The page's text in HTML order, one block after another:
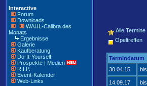
Interactive
Forum
Downloads
WAHL-Calibra des
Monats
Ergebnisse
Galerie
Kaufberatung
Do-It-Yourself
Prospekte | Medien
R.I.P.
Event-Kalender
Web-Links
Alle Termine
Opeltreffen
Termindatum
30.04.15
bis
14.09.17 bis